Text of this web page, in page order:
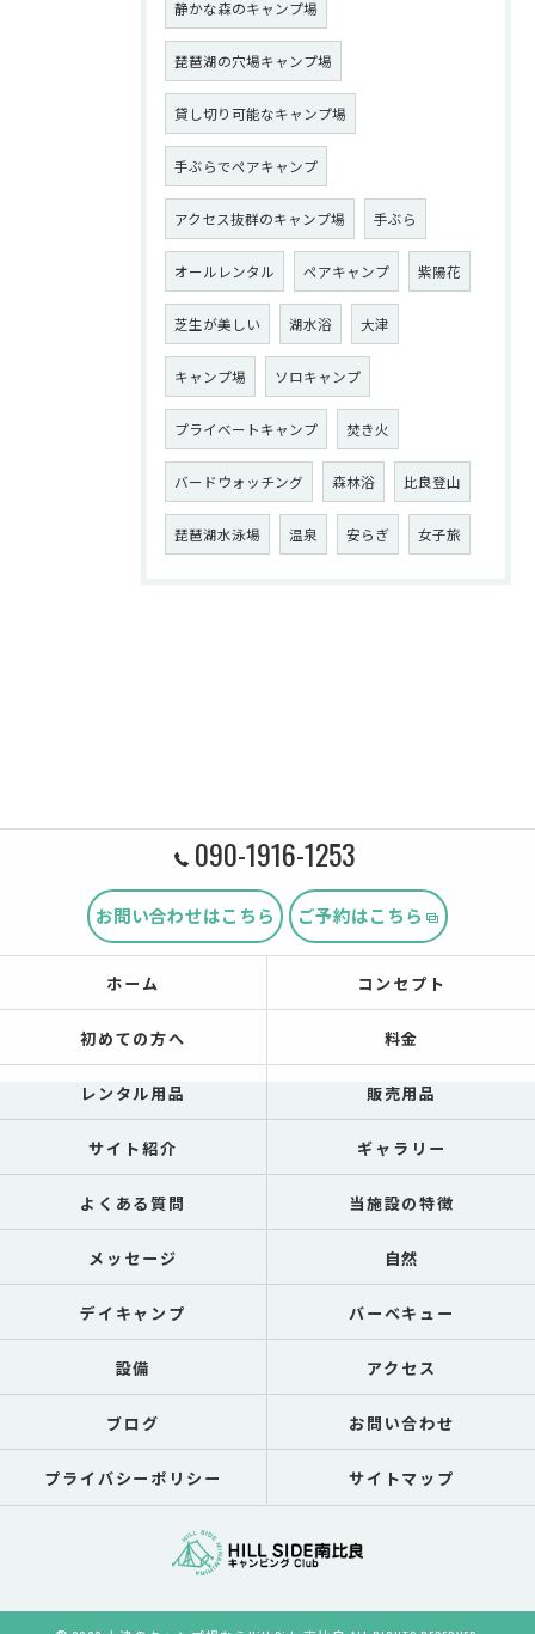
静かな森のキャンプ場
琵琶湖の穴場キャンプ場
貸し切り可能なキャンプ場
手ぶらでペアキャンプ
アクセス抜群のキャンプ場 手ぶら
オールレンタル ペアキャンプ 紫陽花
芝生が美しい 湖水浴 大津
キャンプ場 ソロキャンプ
プライベートキャンプ 焚き火
バードウォッチング 森林浴 比良登山
琵琶湖水泳場 温泉 安らぎ 女子旅
090-1916-1253
お問い合わせはこちら ご予約はこちら
ホーム コンセプト
初めての方へ 料金
レンタル用品 販売用品
サイト紹介 ギャラリー
よくある質問 当施設の特徴
メッセージ 自然
デイキャンプ バーベキュー
設備 アクセス
ブログ お問い合わせ
プライバシーポリシー サイトマップ